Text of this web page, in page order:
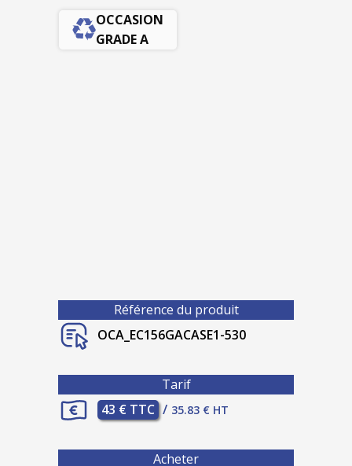
OCCASION
GRADE A
Référence du produit
OCA_EC156GACASE1-530
Tarif
43 € TTC / 35.83 € HT
Acheter